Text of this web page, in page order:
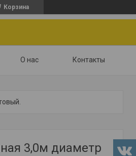
Корзина
О нас Контакты
3,0м диаметр